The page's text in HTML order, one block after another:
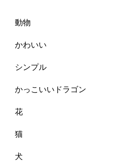
動物
かわいい
シンプル
かっこいいドラゴン
花
猫
犬